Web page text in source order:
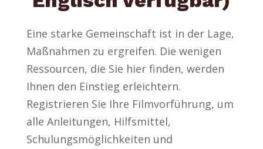
Eine starke Gemeinschaft ist in der Lage,
Maßnahmen zu ergreifen. Die wenigen
Ressourcen, die Sie hier finden, werden
Ihnen den Einstieg erleichtern.
Registrieren Sie Ihre Filmvorführung, um
alle Anleitungen, Hilfsmittel,
Schulungsmöglichkeiten und